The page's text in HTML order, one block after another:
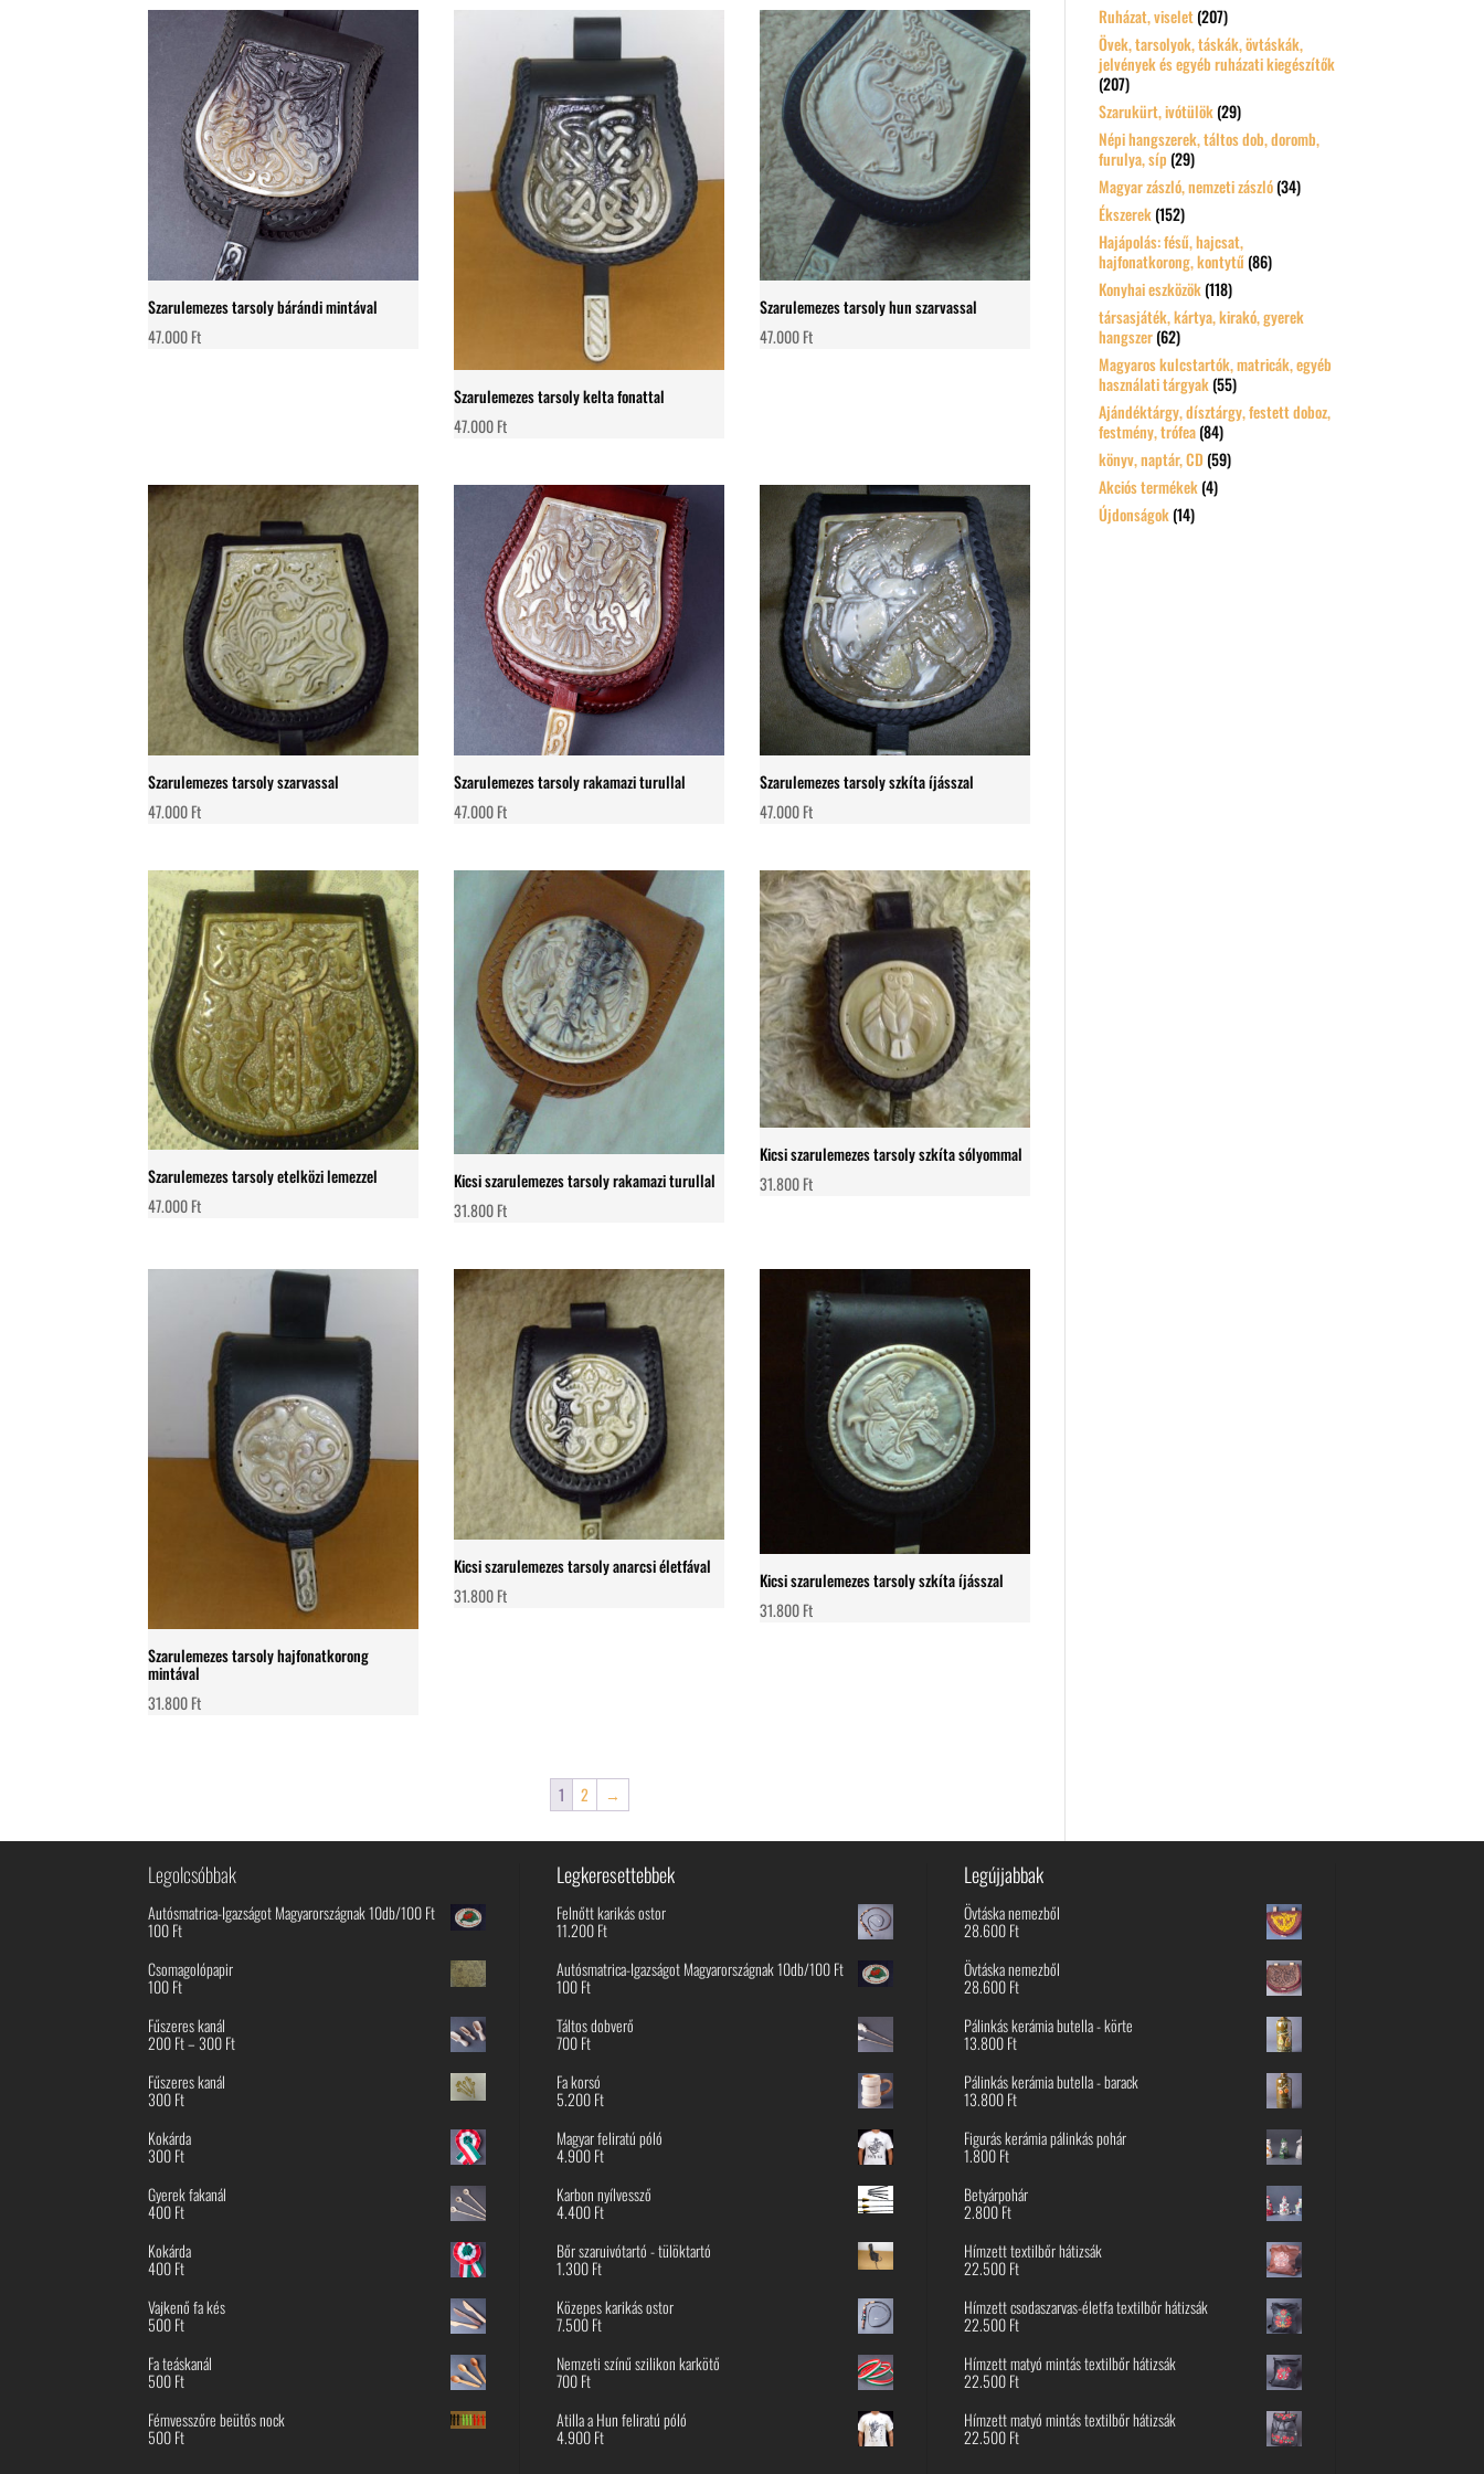
Szarulemezes tarsoly bárándi mintával
47.000Ft
Szarulemezes tarsoly kelta fonattal
47.000Ft
Szarulemezes tarsoly hun szarvassal
47.000Ft
Szarulemezes tarsoly szarvassal
47.000Ft
Szarulemezes tarsoly rakamazi turullal
47.000Ft
Szarulemezes tarsoly szkíta íjásszal
47.000Ft
Szarulemezes tarsoly etelközi lemezzel
47.000Ft
Kicsi szarulemezes tarsoly rakamazi turullal
31.800Ft
Kicsi szarulemezes tarsoly szkíta sólyommal
31.800Ft
Szarulemezes tarsoly hajfonatkorong
mintával
31.800Ft
Kicsi szarulemezes tarsoly anarcsi életfával
31.800Ft
Kicsi szarulemezes tarsoly szkíta íjásszal
31.800Ft
1 2 →
Ruházat, viselet(207)
Övek, tarsolyok, táskák, övtáskák,
jelvények és egyéb ruházati kiegészítők
(207)
Szarukürt, ivótülök(29)
Népi hangszerek, táltos dob, doromb,
furulya, síp (29)
Magyar zászló, nemzeti zászló(34)
Ékszerek(152)
Hajápolás: fésű, hajcsat,
hajfonatkorong, kontytű(86)
Konyhai eszközök(118)
társasjáték, kártya, kirakó, gyerek
hangszer(62)
Magyaros kulcstartók, matricák, egyéb
használati tárgyak(55)
Ajándéktárgy, dísztárgy, festett doboz,
festmény, trófea(84)
könyv, naptár, CD (59)
Akciós termékek(4)
Újdonságok(14)
Legolcsóbbak
Autósmatrica-Igazságot Magyarországnak 10db/100 Ft
100Ft
Csomagolópapir
100Ft
Fűszeres kanál
200Ft– 300FtÁrtartomány:
Fűszeres kanál
300Ft
Kokárda
300Ft
Gyerek fakanál
400Ft
Kokárda
400Ft
Vajkenő fa kés
500Ft
Fa teáskanál
500Ft
Fémvesszőre beütős nock
500Ft
Legkeresettebbek
Felnőtt karikás ostor
11.200Ft
Autósmatrica-Igazságot Magyarországnak 10db/100 Ft
100Ft
Táltos dobverő
700Ft
Fa korsó
5.200Ft
Magyar feliratú póló
4.900Ft
Karbon nyílvessző
4.400Ft
Bőr szaruivótartó - tülöktartó
1.300Ft
Közepes karikás ostor
7.500Ft
Nemzeti színű szilikon karkötő
700Ft
Atilla a Hun feliratú póló
4.900Ft
Legújjabbak
Övtáska nemezből
28.600Ft
Övtáska nemezből
28.600Ft
Pálinkás kerámia butella - körte
13.800Ft
Pálinkás kerámia butella - barack
13.800Ft
Figurás kerámia pálinkás pohár
1.800Ft
Betyárpohár
2.800Ft
Hímzett textilbőr hátizsák
22.500Ft
Hímzett csodaszarvas-életfa textilbőr hátizsák
22.500Ft
Hímzett matyó mintás textilbőr hátizsák
22.500Ft
Hímzett matyó mintás textilbőr hátizsák
22.500Ft